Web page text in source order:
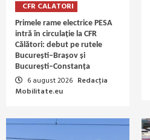
CFR CALATORI
Primele rame electrice PESA
intră în circulație la CFR
Călători: debut pe rutele
București–Brașov și
București–Constanța
6 august 2026 Redacția
Mobilitate.eu